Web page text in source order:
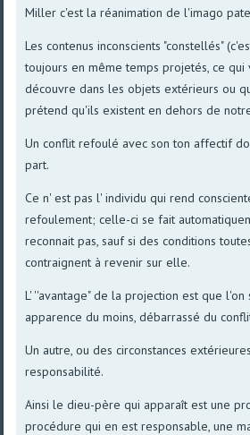
Miller c'est la réanimation de l'imago
Les contenus inconscients "constellés"
toujours en même temps projetés, ce
découvre dans les objets extérieurs ou
prétend qu'ils existent en dehors de
Un conflit refoulé avec son ton affectif
part.
Ce n' est pas l' individu qui rend
refoulement; celle-ci se fait
reconnait pas, sauf si des conditions
contraignent à revenir sur elle.
L' ''avantage" de la projection est que l'on
apparence du moins, débarrassé du
Un autre, ou des circonstances
responsabilité.
Ainsi le dieu-père qui apparaît est une
procédure qui en est responsable, une